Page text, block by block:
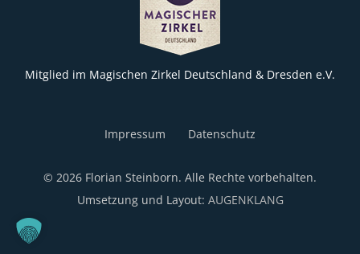
Mitglied im Magischen Zirkel Deutschland & Dresden e.V.
Impressum Datenschutz
© 2026 Florian Steinborn. Alle Rechte vorbehalten.
Umsetzung und Layout: AUGENKLANG